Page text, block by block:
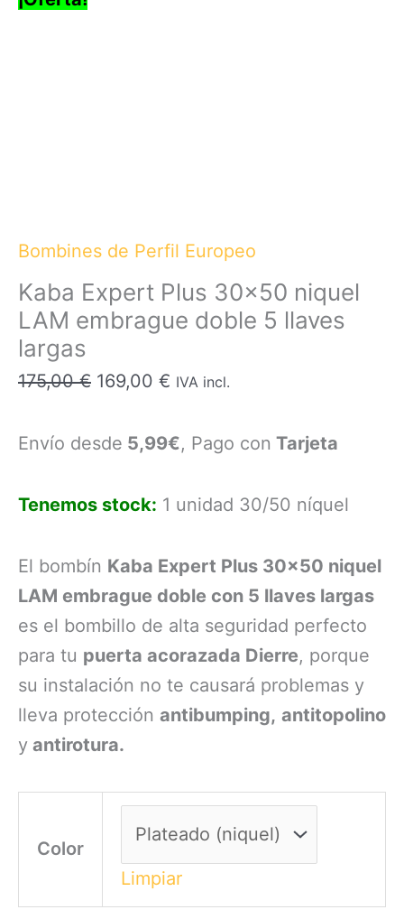
Bombines de Perfil Europeo
Kaba Expert Plus 30×50 niquel
LAM embrague doble 5 llaves
largas
175,00€ El
original
175,00 €.
169,00 € El
actual
169,00 €.
IVA incl.
Envío desde 5,99€, Pago con Tarjeta
Tenemos stock: 1 unidad 30/50 níquel
El bombín Kaba Expert Plus 30×50 niquel
LAM embrague doble con 5 llaves largas
es el bombillo de alta seguridad perfecto
para tu puerta acorazada Dierre, porque
su instalación no te causará problemas y
lleva protección antibumping, antitopolino
y antirotura.
Color
Limpiar